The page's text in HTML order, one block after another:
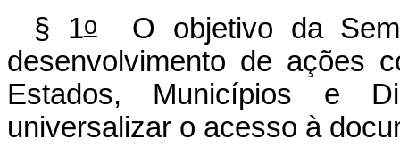
§ 1oO objetivo da
desenvolvimento de ações
Estados, Municípios e
universalizar o acesso à